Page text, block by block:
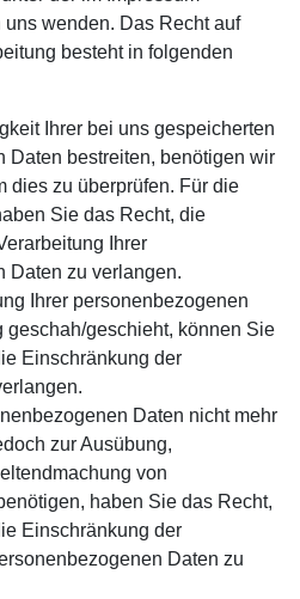
wenden. Das Recht auf
besteht in folgenden
Ihrer bei uns gespeicherten
Daten bestreiten, benötigen wir
dies zu überprüfen. Für die
Sie das Recht, die
Ihrer
Daten zu verlangen.
Ihrer personenbezogenen
geschah/geschieht, können Sie
Einschränkung der
Daten nicht mehr
zur Ausübung,
von
haben Sie das Recht,
Einschränkung der
Daten zu